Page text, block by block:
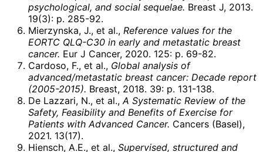
psychological, and social sequelae. Breast J, 2013.
19(3): p. 285-92.
Mierzynska, J., et al., Reference values for the
EORTC QLQ-C30 in early and metastatic breast
cancer. Eur J Cancer, 2020. 125: p. 69-82.
Cardoso, F., et al., Global analysis of
advanced/metastatic breast cancer: Decade report
(2005-2015). Breast, 2018. 39: p. 131-138.
De Lazzari, N., et al., A Systematic Review of the
Safety, Feasibility and Benefits of Exercise for
Patients with Advanced Cancer. Cancers (Basel),
2021. 13(17).
Hiensch, A.E., et al., Supervised, structured and